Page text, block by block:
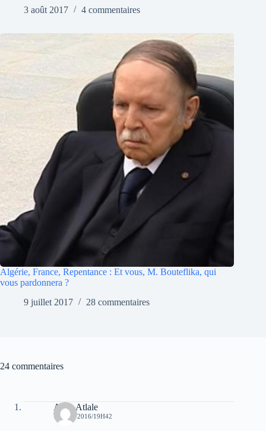
3 août 2017
4 commentaires
Algérie, France, Repentance : Et vous, M. Bouteflika, qui
vous pardonnera ?
9 juillet 2017
28 commentaires
24 commentaires
Atala Atlale
15 MAI 2016/19H42